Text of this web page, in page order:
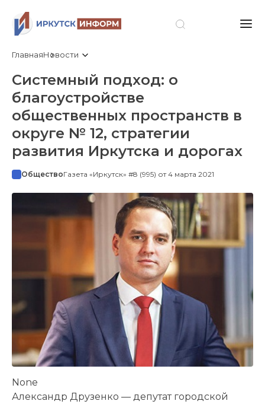
ГлавнаяНовости
Системный подход: о
благоустройстве
общественных пространств в
округе № 12, стратегии
развития Иркутска и дорогах
ОбществоГазета «Иркутск» #8 (995) от 4 марта 2021
None
Александр Друзенко — депутат городской